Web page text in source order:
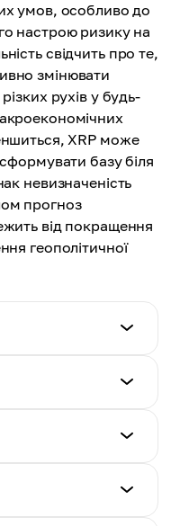
умов, особливо до
настрою ризику на
свідчить про те,
змінювати
рухів у будь-
XRP може
базу біля
невизначеність
прогноз
від покращення
геополітичної